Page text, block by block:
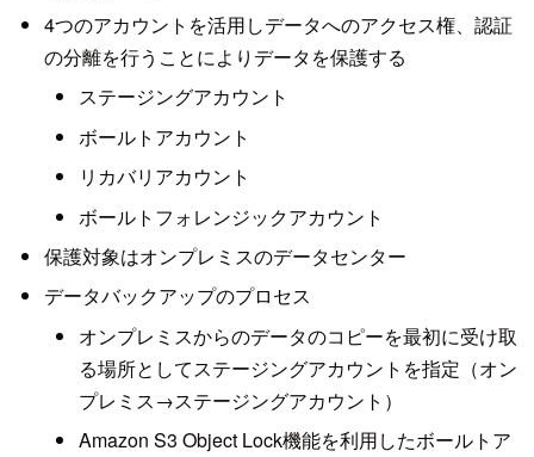
4つのアカウントを活用しデータへのアクセス権、認証
の分離を行うことによりデータを保護する
ステージングアカウント
ボールトアカウント
リカバリアカウント
ボールトフォレンジックアカウント
保護対象はオンプレミスのデータセンター
データバックアップのプロセス
オンプレミスからのデータのコピーを最初に受け取
る場所としてステージングアカウントを指定（オン
プレミス→ステージングアカウント）
Amazon S3 Object Lock機能を利用したボールトア